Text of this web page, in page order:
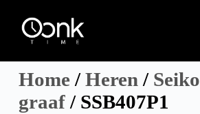
Home /Heren / Seiko
graaf/ SSB407P1